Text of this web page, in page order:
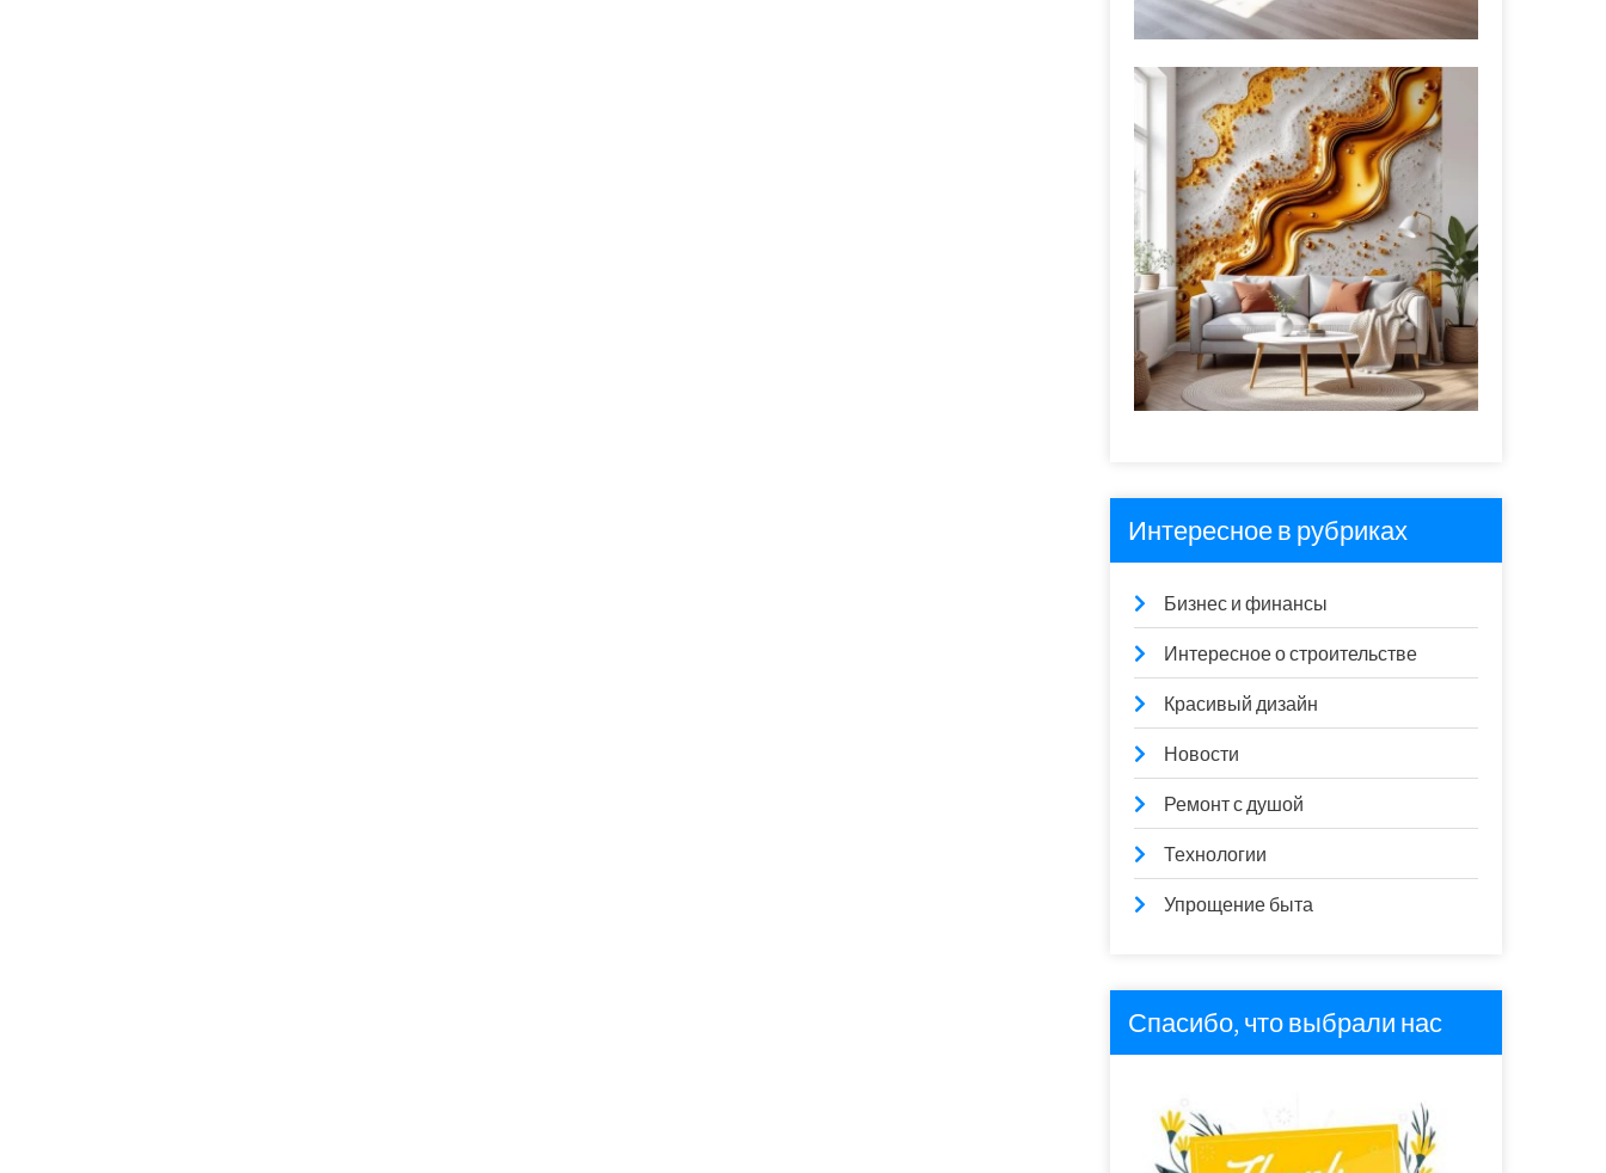
Интересное в рубриках
Бизнес и финансы
Интересное о строительстве
Красивый дизайн
Новости
Ремонт с душой
Технологии
Упрощение быта
Спасибо, что выбрали нас